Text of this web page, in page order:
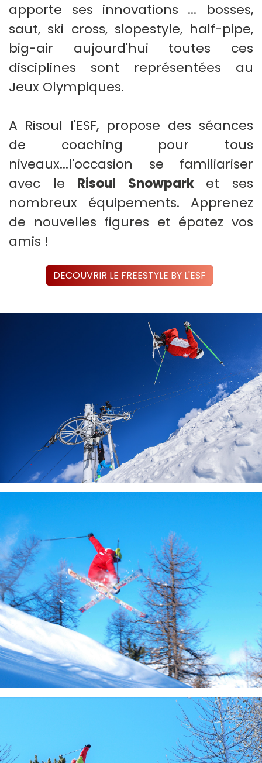
apporte ses innovations ... bosses,
saut, ski cross, slopestyle, half-pipe,
big-air aujourd'hui toutes ces
disciplines sont représentées au
Jeux Olympiques.
A Risoul l'ESF, propose des séances
de coaching pour tous
niveaux...l'occasion se familiariser
avec le Risoul Snowpark et ses
nombreux équipements. Apprenez
de nouvelles figures et épatez vos
amis !
DECOUVRIR LE FREESTYLE BY L'ESF